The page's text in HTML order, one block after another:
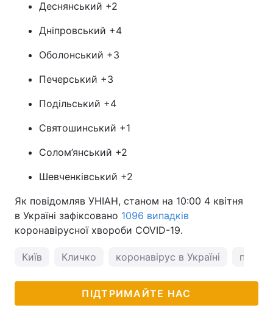
Деснянський +2
Дніпровський +4
Оболонський +3
Печерський +3
Подільський +4
Святошинський +1
Солом’янський +2
Шевченківський +2
Як повідомляв УНІАН, станом на 10:00 4 квітня
в Україні зафіксовано 1096 випадків
коронавірусної хвороби COVID-19.
Київ Кличко коронавірус в Україні
ПІДТРИМАЙТЕ НАС